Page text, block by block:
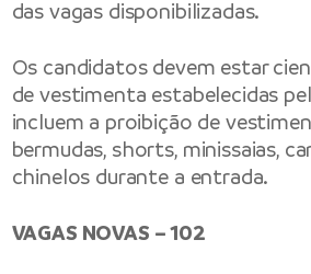
das vagas disponibilizadas.
Os candidatos devem estar
de vestimenta estabelecidas
incluem a proibição de
bermudas, shorts, minissaias,
chinelos durante a entrada.
VAGAS NOVAS – 102